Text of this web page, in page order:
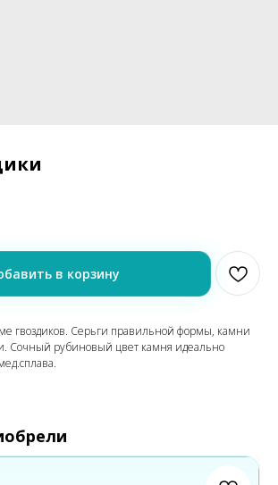
в корзину
гвоздиков. Серьги правильной формы, камни
Сочный рубиновый цвет камня идеально